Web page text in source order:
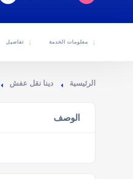
معلومات الخدمة تفاصيل
الرئيسية دينا نقل عفش
الوصف